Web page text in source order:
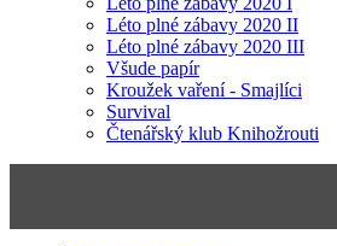
Léto plné zábavy 2020 II
Léto plné zábavy 2020 III
Všude papír
Kroužek vaření - Smajlíci
Survival
Čtenářský klub Knihožrouti